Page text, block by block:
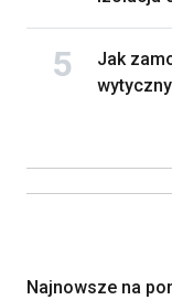
Jak
Najnowsze na